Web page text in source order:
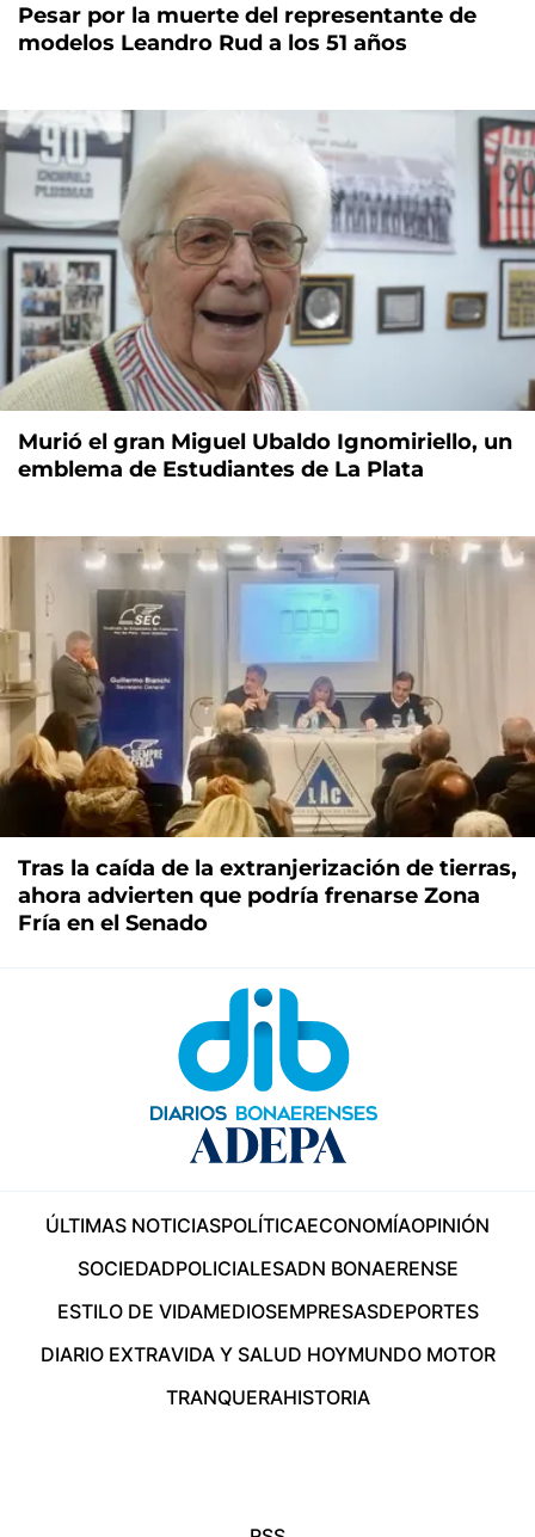
Pesar por la muerte del representante de
modelos Leandro Rud a los 51 años
Murió el gran Miguel Ubaldo Ignomiriello, un
emblema de Estudiantes de La Plata
Tras la caída de la extranjerización de tierras,
ahora advierten que podría frenarse Zona
Fría en el Senado
ÚLTIMAS NOTICIASPOLÍTICAECONOMÍAOPINIÓN
SOCIEDADPOLICIALESADN BONAERENSE
ESTILO DE VIDAMEDIOSEMPRESASDEPORTES
DIARIO EXTRAVIDA Y SALUD HOYMUNDO MOTOR
TRANQUERAHISTORIA